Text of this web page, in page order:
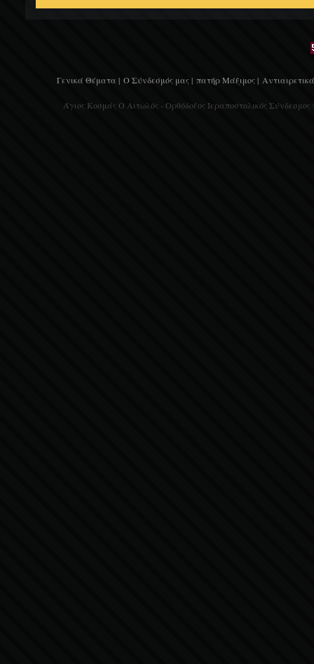
Γενικά Θέματα | Ο Σύνδεσμός μας | πατήρ Μάξιμος |
Άγιος Κοσμάς Ο Αιτωλός - Ορθόδοξος Ιεραποστολικός